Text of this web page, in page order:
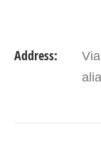
Address:
alia